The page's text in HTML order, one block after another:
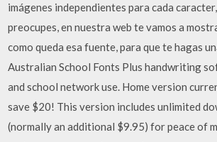
imágenes independientes para cada
preocupes, en nuestra web te vamos a
como queda esa fuente, para que te hagas
Australian School Fonts Plus handwriting
and school network use. Home version
save $20! This version includes unlimited
(normally an additional $9.95) for peace of